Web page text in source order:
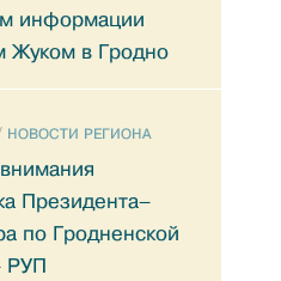
информации
Жуком в Гродно
НОВОСТИ РЕГИОНА
Президента–
по Гродненской
РУП